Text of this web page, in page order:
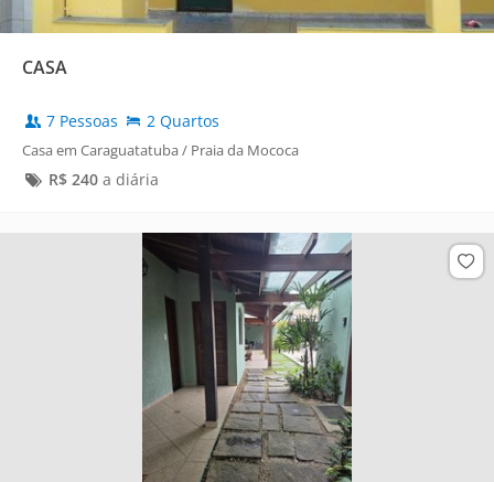
CASA
7 Pessoas 2 Quartos
Casa em Caraguatatuba / Praia da Mococa
R$ 240a diária